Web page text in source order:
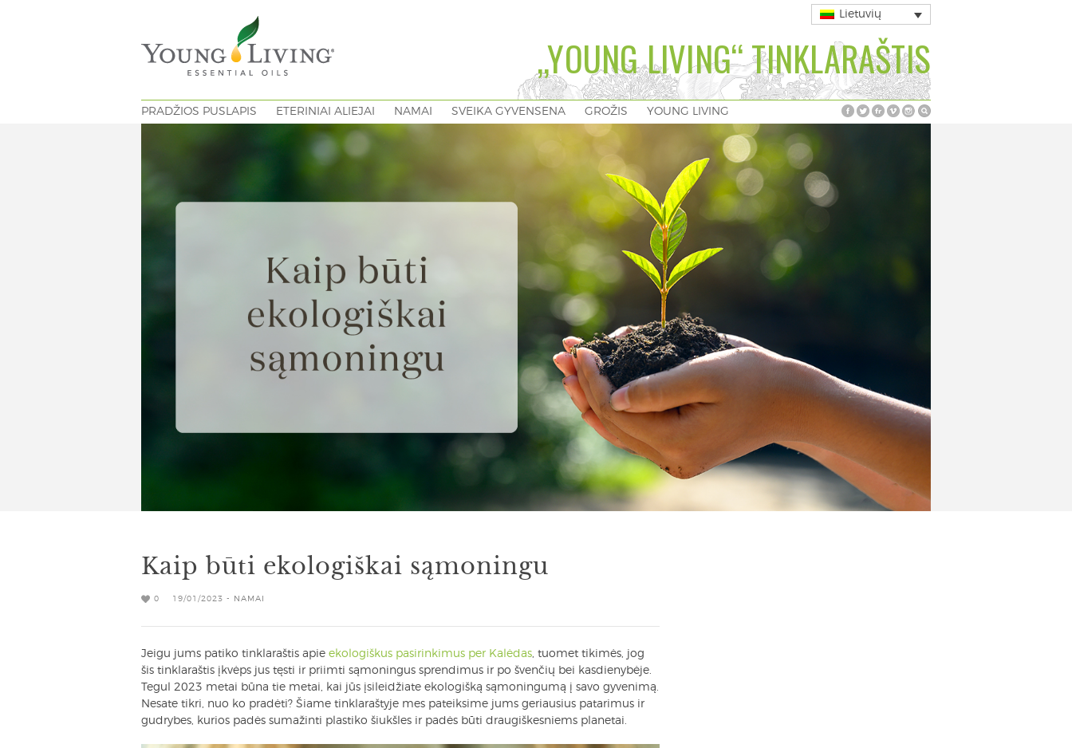
Lietuvių
„YOUNG LIVING“ TINKLARAŠTIS
PRADŽIOS PUSLAPIS ETERINIAI ALIEJAI NAMAI SVEIKA GYVENSENA GROŽIS YOUNG LIVING
Kaip būti ekologiškai sąmoningu
0 19/01/2023 - NAMAI
Jeigu jums patiko tinklaraštis apie ekologiškus pasirinkimus per Kalėdas , tuomet tikimės, jog
šis tinklaraštis įkvėps jus tęsti ir priimti sąmoningus sprendimus ir po švenčių bei kasdienybėje.
Tegul 2023 metai būna tie metai, kai jūs įsileidžiate ekologišką sąmoningumą į savo gyvenimą.
Nesate tikri, nuo ko pradėti? Šiame tinklaraštyje mes pateiksime jums geriausius patarimus ir
gudrybes, kurios padės sumažinti plastiko šiukšles ir padės būti draugiškesniems planetai.